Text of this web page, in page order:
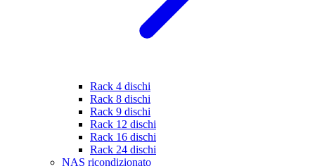
Rack 4 dischi
Rack 8 dischi
Rack 9 dischi
Rack 12 dischi
Rack 16 dischi
Rack 24 dischi
NAS ricondizionato